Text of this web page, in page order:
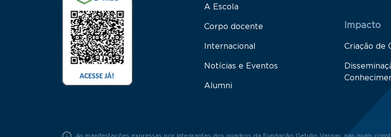
A Escola
Corpo docente
Internacional
Notícias e Eventos
Alumni
Impacto
Criação de
As manifestações expressas por integrantes dos quadros da Fundação Getulio Vargas, nas quais